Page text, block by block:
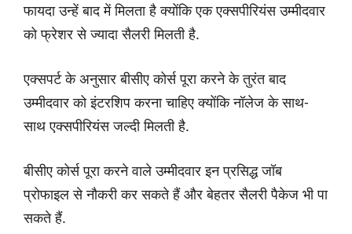
फायदा उन्हें बाद में मिलता है क्योंकि एक एक्सपीरियंस उम्मीदवार
को फ्रेशर से ज्यादा सैलरी मिलती है.
एक्सपर्ट के अनुसार बीसीए कोर्स पूरा करने के तुरंत बाद
उम्मीदवार को इंटरशिप करना चाहिए क्योंकि नॉलेज के साथ-
साथ एक्सपीरियंस जल्दी मिलती है.
बीसीए कोर्स पूरा करने वाले उम्मीदवार इन प्रसिद्ध जॉब
प्रोफाइल से नौकरी कर सकते हैं और बेहतर सैलरी पैकेज भी पा
सकते हैं.